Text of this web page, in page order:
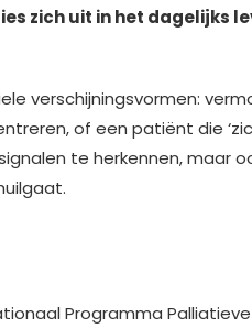
zich uit in het dagelijks
verschijningsvormen:
of een patiënt die
te herkennen, maar
Programma Palliatieve